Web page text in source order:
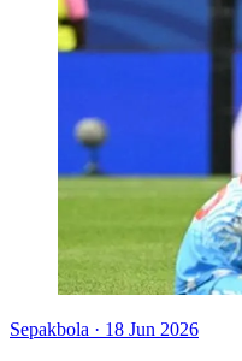
Sepakbola · 18 Jun 2026